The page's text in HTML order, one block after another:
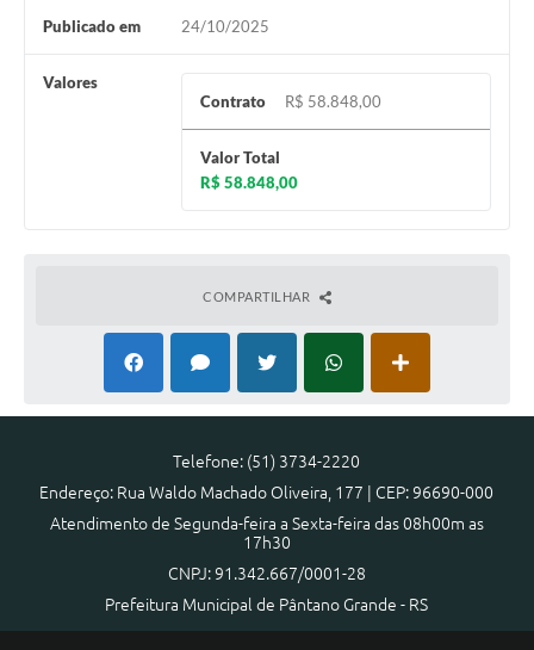
Publicado em 24/10/2025
Valores
Contrato
R$ 58.848,00
Valor Total
R$ 58.848,00
COMPARTILHAR
Telefone: (51) 3734-2220
Endereço: Rua Waldo Machado Oliveira, 177 | CEP: 96690-000
Atendimento de Segunda-feira a Sexta-feira das 08h00m as
17h30
CNPJ: 91.342.667/0001-28
Prefeitura Municipal de Pântano Grande - RS